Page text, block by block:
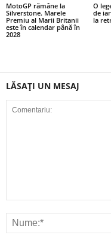
MotoGP rămâne la
Silverstone. Marele
Premiu al Marii Britanii
este în calendar până în
2028
O
de
la
LĂSAȚI UN MESAJ